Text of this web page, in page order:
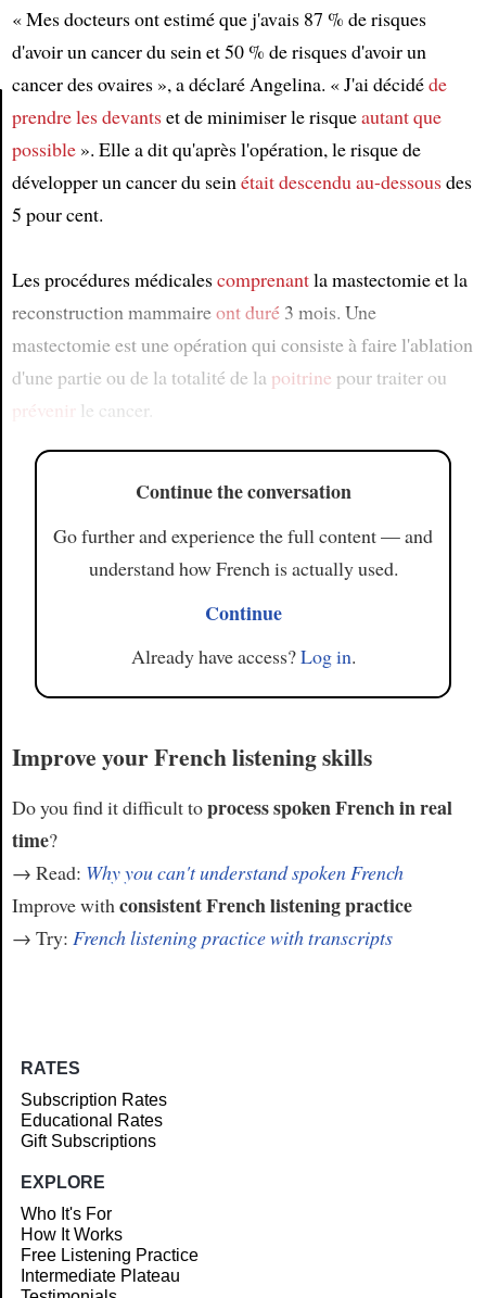
Article
« Mes docteurs ont estimé que j'avais 87 % de risques
d'avoir un cancer du sein et 50 % de risques d'avoir un
cancer des ovaires », a déclaré Angelina. « J'ai décidéde
prendre les devantset de minimiser le risqueautant que
possible». Elle a dit qu'après l'opération, le risque de
développer un cancer du seinétait descendu au-dessousdes
5 pour cent.
Les procédures médicalescomprenantla mastectomie et la
reconstruction mammaireont duré3 mois. Une
mastectomie est une opération qui consiste à faire l'ablation
d'une partie ou de la totalité de la poitrine pour traiter ou
prévenir le cancer.
Continue the conversation
Go further and experience the full content — and
understand how French is actually used.
Continue
Already have access?Log in.
Improve your French listening skills
Do you find it difficult toprocess spoken French in real
time?
→ Read: Why you can't understand spoken French
Improve with consistent French listening practice
→ Try: French listening practice with transcripts
RATES
Subscription Rates
Educational Rates
Gift Subscriptions
EXPLORE
Who It's For
How It Works
Free Listening Practice
Intermediate Plateau